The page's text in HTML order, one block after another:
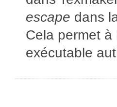
escape dans
Cela permet à
exécutable